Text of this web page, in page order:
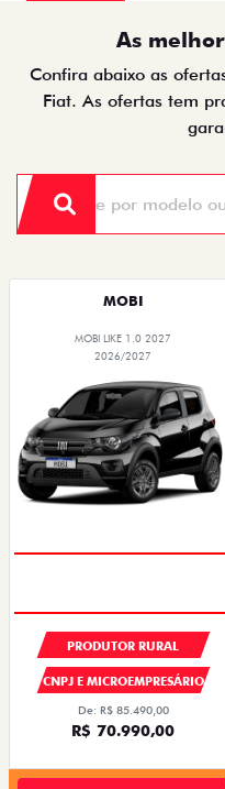
As
Confira abaixo as
Fiat. As ofertas tem
MOBI
MOBI LIKE 1.0 2027
2026/2027
PRODUTOR RURAL
CNPJ E MICROEMPRESÁRIO
De: R$ 85.490,00
R$ 70.990,00